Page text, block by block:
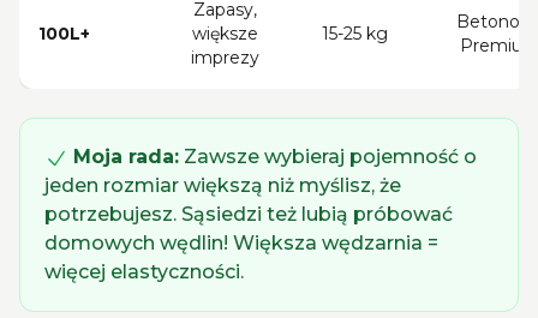
100L+
Zapasy,
większe
imprezy
15-25 kg
Moja rada: Zawsze wybieraj pojemność o
jeden rozmiar większą niż myślisz, że
potrzebujesz. Sąsiedzi też lubią próbować
domowych wędlin! Większa wędzarnia =
więcej elastyczności.